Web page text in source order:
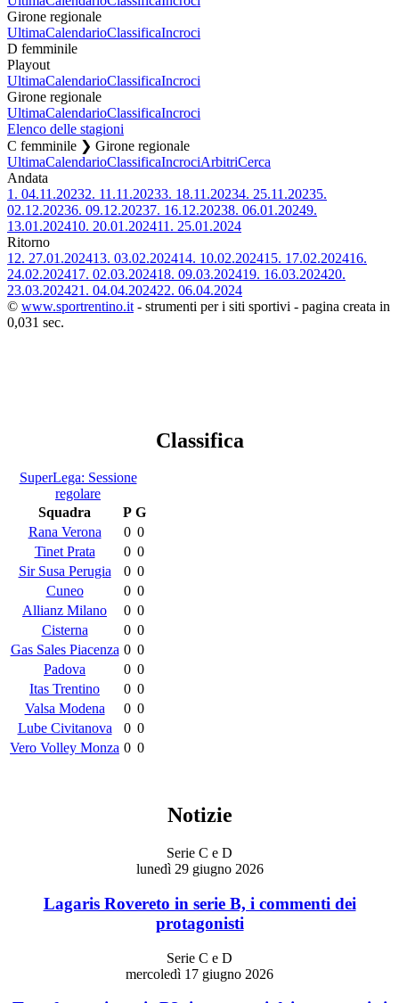
Girone regionale
UltimaCalendarioClassificaIncroci
D femminile
Playout
UltimaCalendarioClassificaIncroci
Girone regionale
UltimaCalendarioClassificaIncroci
Elenco delle stagioni
C femminile ❯ Girone regionale
UltimaCalendarioClassificaIncrociArbitriCerca
Andata
1. 04.11.20232. 11.11.20233. 18.11.20234. 25.11.20235.
02.12.20236. 09.12.20237. 16.12.20238. 06.01.20249.
13.01.202410. 20.01.202411. 25.01.2024
Ritorno
12. 27.01.202413. 03.02.202414. 10.02.202415. 17.02.202416.
24.02.202417. 02.03.202418. 09.03.202419. 16.03.202420.
23.03.202421. 04.04.202422. 06.04.2024
© www.sportrentino.it - strumenti per i siti sportivi - pagina creata in
0,031 sec.
Classifica
SuperLega: Sessione
regolare
Squadra
P G
Rana Verona
0 0
Tinet Prata
0 0
Sir Susa Perugia
0 0
Cuneo
0 0
Allianz Milano
0 0
Cisterna
0 0
Gas Sales Piacenza 0 0
Padova
0 0
Itas Trentino
0 0
Valsa Modena
0 0
Lube Civitanova
0 0
Vero Volley Monza 0 0
Notizie
Serie C e D
lunedì 29 giugno 2026
Lagaris Rovereto in serie B, i commenti dei
protagonisti
Serie C e D
mercoledì 17 giugno 2026